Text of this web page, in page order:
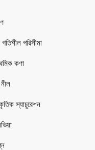
পরিসীমা
কণা
স্যাচুরেশন